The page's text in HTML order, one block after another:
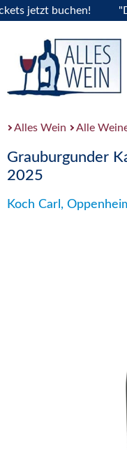
jetzt buchen!
Alles Wein Alle
Grauburgunder
2025
Koch Carl,